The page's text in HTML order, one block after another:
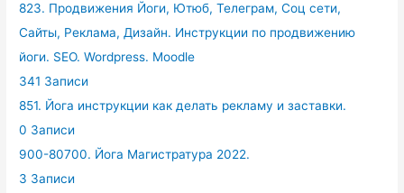
823. Продвижения Йоги, Ютюб, Телеграм, Соц сети,
Сайты, Реклама, Дизайн. Инструкции по продвижению
йоги. SEO. Wordpress. Moodle
341 Записи
851. Йога инструкции как делать рекламу и заставки.
0 Записи
900-80700. Йога Магистратура 2022.
3 Записи